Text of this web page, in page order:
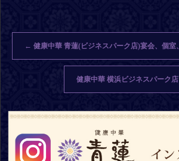
← 健康中華 青蓮(ビジネスパーク店)宴会、個室
健康中華 横浜ビジネスパーク